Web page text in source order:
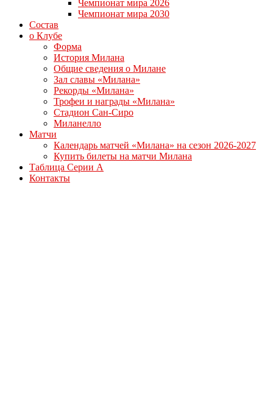
Чемпионат мира 2026
Чемпионат мира 2030
Состав
о Клубе
Форма
История Милана
Общие сведения о Милане
Зал славы «Милана»
Рекорды «Милана»
Трофеи и награды «Милана»
Стадион Сан-Сиро
Миланелло
Матчи
Календарь матчей «Милана» на сезон 2026-2027
Купить билеты на матчи Милана
Таблица Серии А
Контакты